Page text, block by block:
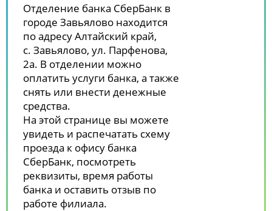
Отделение банка СберБанк в
городе Завьялово находится
по адресу Алтайский край,
с. Завьялово, ул. Парфенова,
2а. В отделении можно
оплатить услуги банка, а также
снять или внести денежные
средства.
На этой странице вы можете
увидеть и распечатать схему
проезда к офису банка
СберБанк, посмотреть
реквизиты, время работы
банка и оставить отзыв по
работе филиала.